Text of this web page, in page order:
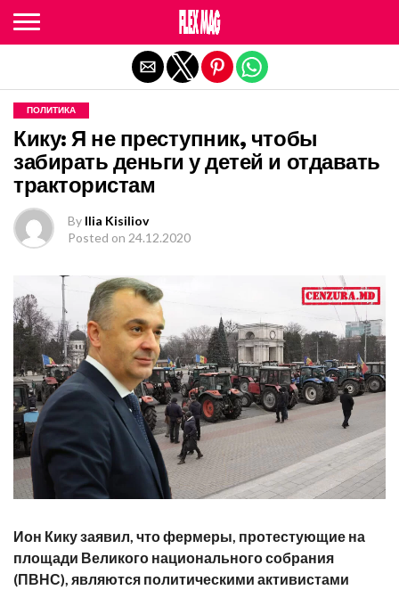
ПОЛИТИКА
Кику: Я не преступник, чтобы
забирать деньги у детей и отдавать
трактористам
By Ilia Kisiliov
Posted on 24.12.2020
Ион Кику заявил, что фермеры, протестующие на
площади Великого национального собрания
(ПВНС), являются политическими активистами
Exit mobile version